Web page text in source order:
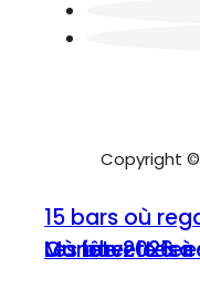
Où fêter le
Les buvettes
15 bars où
Monde 2026
Copyright